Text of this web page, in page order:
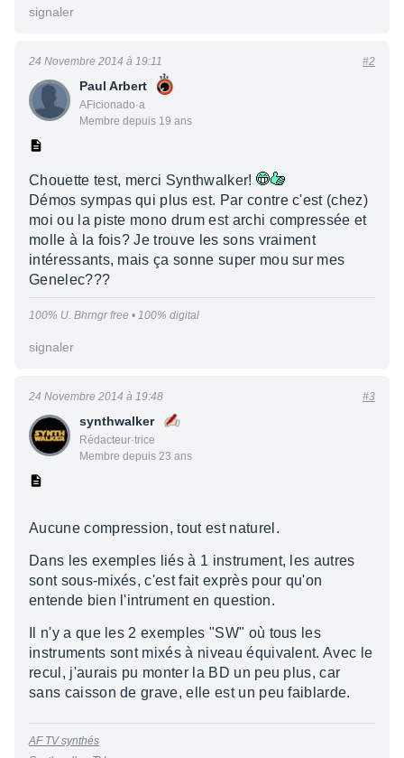
signaler
Paul Arbert
AFicionado·a
Membre depuis 19 ans
24 Novembre 2014 à 19:11 #2
Chouette test, merci Synthwalker!
Démos sympas qui plus est. Par contre c'est (chez)
moi ou la piste mono drum est archi compressée et
molle à la fois? Je trouve les sons vraiment
intéressants, mais ça sonne super mou sur mes
Genelec???
100% U. Bhrngr free • 100% digital
signaler
synthwalker
Rédacteur·trice
Membre depuis 23 ans
24 Novembre 2014 à 19:48 #3
Aucune compression, tout est naturel.
Dans les exemples liés à 1 instrument, les autres
sont sous-mixés, c'est fait exprès pour qu'on
entende bien l'intrument en question.
Il n'y a que les 2 exemples "SW" où tous les
instruments sont mixés à niveau équivalent. Avec le
recul, j'aurais pu monter la BD un peu plus, car
sans caisson de grave, elle est un peu faiblarde.
AF TV synthés